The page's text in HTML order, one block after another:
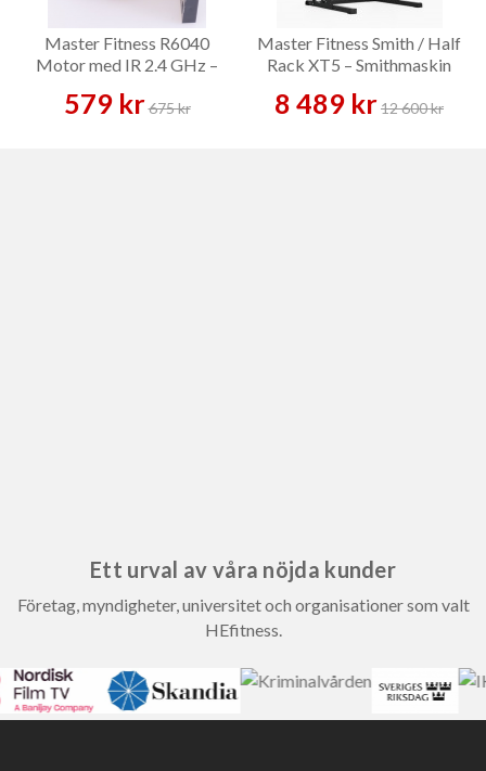
Master Fitness R6040
Motor med IR 2.4 GHz –
579 kr675 kr
Master Fitness Smith / Half
Rack XT5 – Smithmaskin
8 489 kr12 600 kr
Ett urval av våra nöjda kunder
Företag, myndigheter, universitet och organisationer som valt
HEfitness.